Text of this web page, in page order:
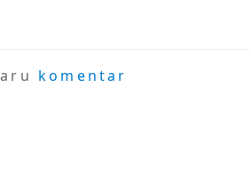
komentar